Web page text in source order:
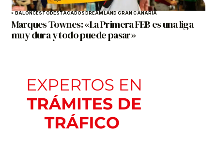
BALONCESTODESTACADOSDREAMLAND GRAN CANARIA
Marques Townes: «La Primera FEB es una liga
muy dura y todo puede pasar»